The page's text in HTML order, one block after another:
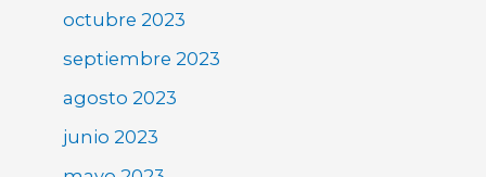
octubre 2023
septiembre 2023
agosto 2023
junio 2023